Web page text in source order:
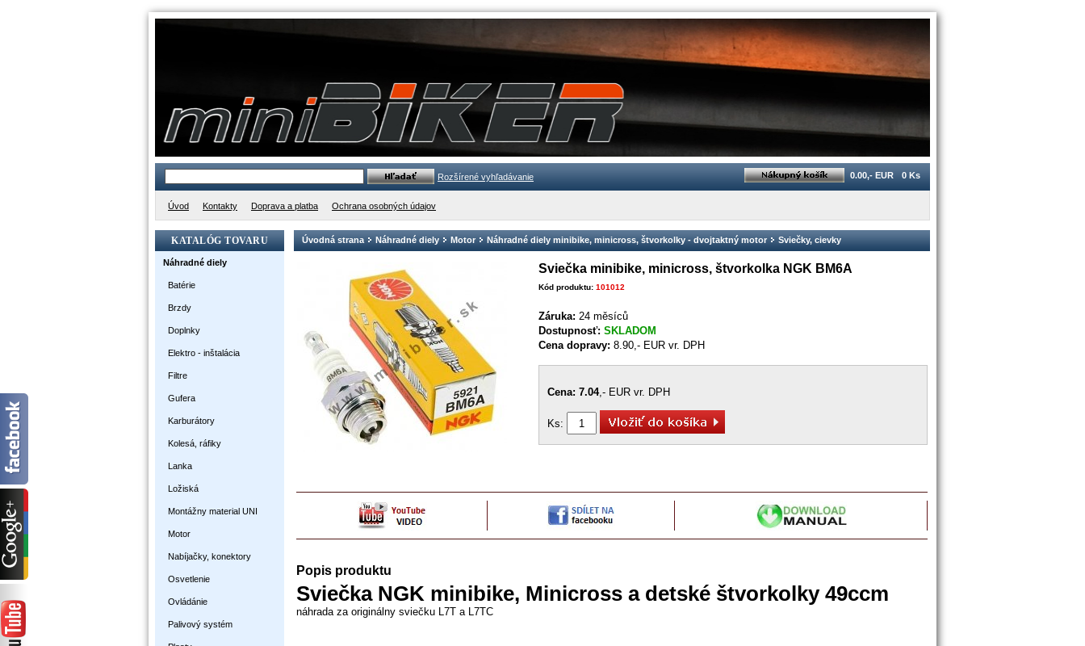
Rozšírené vyhľadávanie 0.00,- EUR 0 Ks
Úvod Kontakty Doprava a platba Ochrana osobných údajov
KATALÓG TOVARU
Náhradné diely
Batérie
Brzdy
Doplnky
Elektro - inštalácia
Filtre
Gufera
Karburátory
Kolesá, ráfiky
Lanka
Ložiská
Montážny material UNI
Motor
Nabíjačky, konektory
Osvetlenie
Ovládánie
Palivový systém
Úvodná strana Náhradné diely Motor Náhradné diely minibike, minicross, štvorkolky - dvojtaktný motor Sviečky, cievky
Sviečka minibike, minicross, štvorkolka NGK BM6A
Kód produktu: 101012
Záruka: 24 měsíců
Dostupnosť: SKLADOM
Cena dopravy: 8.90,- EUR vr. DPH
Cena: 7.04,- EUR vr. DPH
Ks:
Popis produktu
Sviečka NGK minibike, Minicross a detské štvorkolky 49ccm
náhrada za originálny sviečku L7T a L7TC